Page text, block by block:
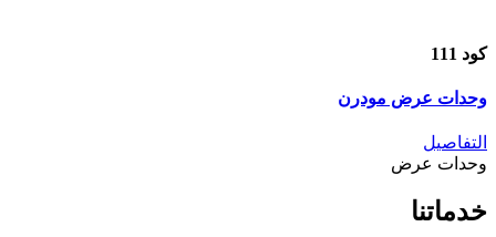
كود 111
وحدات عرض مودرن
التفاصيل
وحدات عرض
خدماتنا